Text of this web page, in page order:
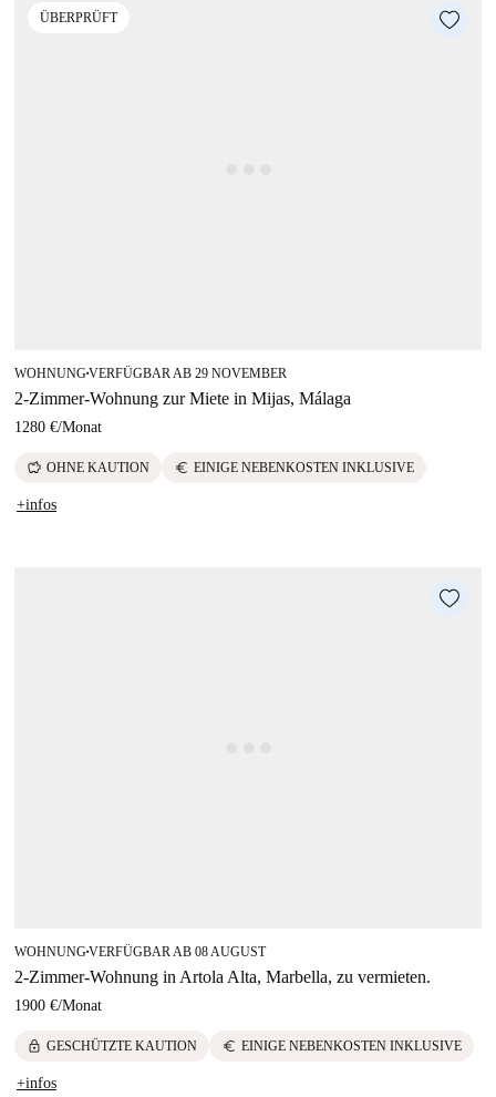
ÜBERPRÜFT
WOHNUNG■VERFÜGBAR AB 29 NOVEMBER
2-Zimmer-Wohnung zur Miete in Mijas, Málaga
1280 €/Monat
savings OHNE KAUTION euro EINIGE NEBENKOSTEN INKLUSIVE
+infos
WOHNUNG■VERFÜGBAR AB 08 AUGUST
2-Zimmer-Wohnung in Artola Alta, Marbella, zu vermieten.
1900 €/Monat
lock GESCHÜTZTE KAUTION euro EINIGE NEBENKOSTEN INKLUSIVE
+infos